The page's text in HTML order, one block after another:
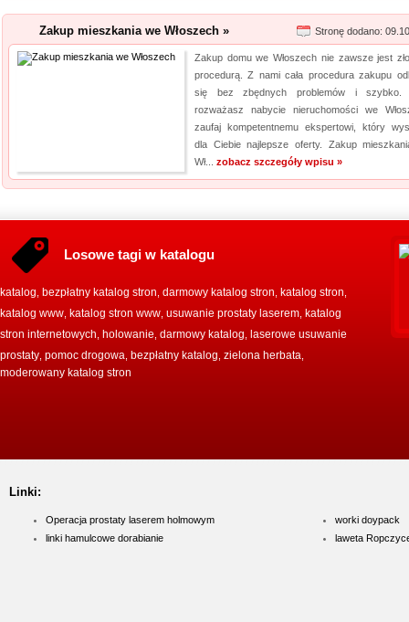
Zakup mieszkania we Włoszech » Stronę dodano:
Zakup domu we Włoszech nie zawsze jest
procedurą. Z nami cała procedura zakupu
się bez zbędnych problemów i szybko.
rozważasz nabycie nieruchomości we
zaufaj kompetentnemu ekspertowi, który
dla Ciebie najlepsze oferty. Zakup
Wł... zobacz szczegóły wpisu »
Losowe tagi w katalogu
katalog bezpłatny katalog stron darmowy katalog stron katalog stron
katalog www katalog stron www usuwanie prostaty laserem katalog
stron internetowych holowanie darmowy katalog
laserowe usuwanie
prostaty pomoc drogowa bezpłatny katalog zielona herbata
moderowany katalog stron
Linki:
Operacja prostaty laserem holmowym
linki hamulcowe dorabianie
worki doypack
laweta